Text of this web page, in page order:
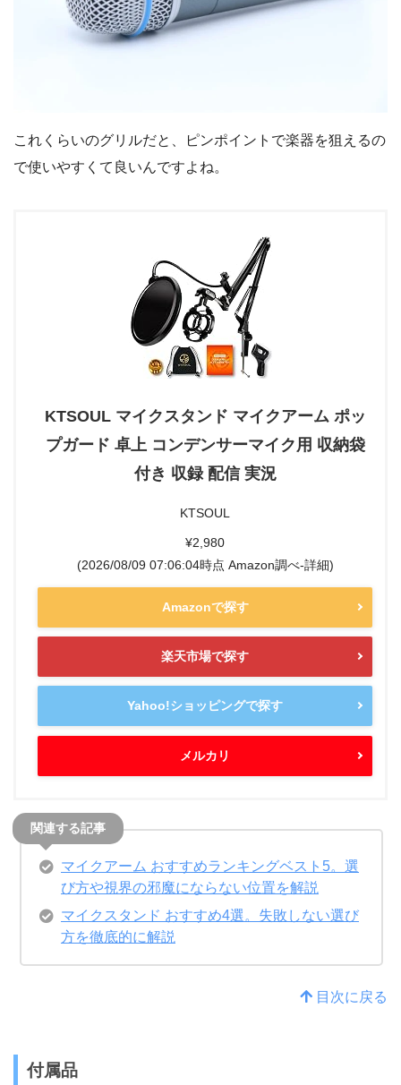
これくらいのグリルだと、ピンポイントで楽器を狙えるの
で使いやすくて良いんですよね。
KTSOUL マイクスタンド マイクアーム ポッ
プガード 卓上 コンデンサーマイク用 収納袋
付き 収録 配信 実況
KTSOUL
¥2,980
(2026/08/09 07:06:04時点 Amazon調べ-詳細)
Amazonで探す
楽天市場で探す
Yahoo!ショッピングで探す
メルカリ
マイクアーム おすすめランキングベスト5。選
び方や視界の邪魔にならない位置を解説
マイクスタンド おすすめ4選。失敗しない選び
方を徹底的に解説
目次に戻る
付属品